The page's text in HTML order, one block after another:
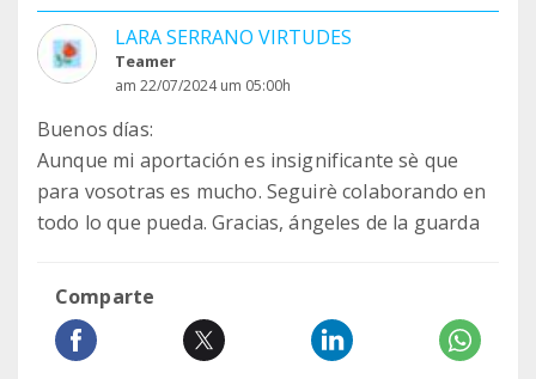
LARA SERRANO VIRTUDES
Teamer
am 22/07/2024 um 05:00h
Buenos días:
Aunque mi aportación es insignificante sè que
para vosotras es mucho. Seguirè colaborando en
todo lo que pueda. Gracias, ángeles de la guarda
Comparte